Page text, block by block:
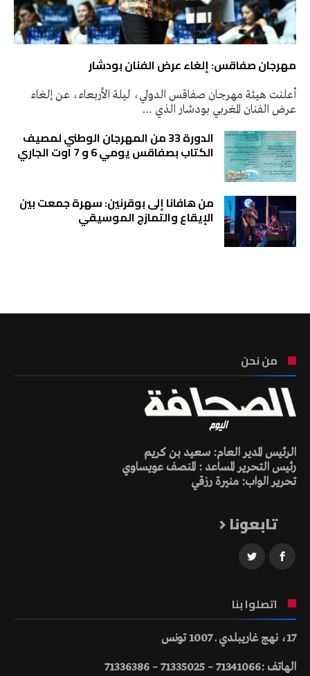
مهرجان صفاقس: إلغاء عرض الفنان بودشار
أعلنت هيئة مهرجان صفاقس الدولي، ليلة الأربعاء، عن إلغاء
عرض الفنان المغربي بودشار الذي …
الدورة 33 من المهرجان الوطني لمصيف
الكتاب بصفاقس يومي 6 و 7 اوت الجاري
من هافانا إلى بوقرنين: سهرة جمعت بين
الإيقاع والتمازج الموسيقي
من نحن
الرئيس المدير العام: سعيد بن كريم
رئيس التحرير المساعد : المنصف عويساوي
تحرير الواب: منيرة رزقي
تابعونا
اتصلوا بنا
17، نهج غاريبلدي ـ 1007 تونس
الهاتف :71341066 – 71335025 – 71336386